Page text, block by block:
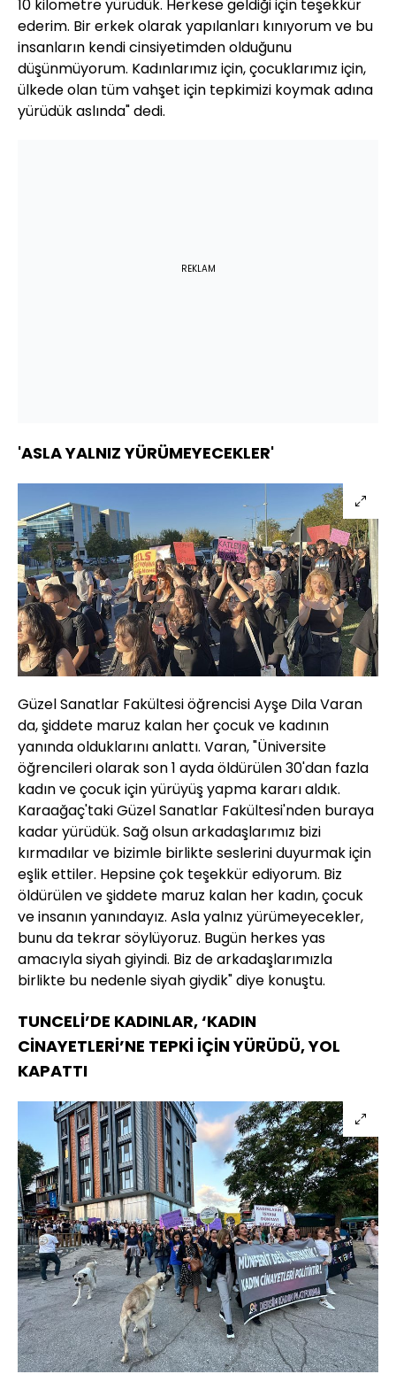
10 kilometre yürüdük. Herkese geldiği için teşekkür
ederim. Bir erkek olarak yapılanları kınıyorum ve bu
insanların kendi cinsiyetimden olduğunu
düşünmüyorum. Kadınlarımız için, çocuklarımız için,
ülkede olan tüm vahşet için tepkimizi koymak adına
yürüdük aslında" dedi.
REKLAM
'ASLA YALNIZ YÜRÜMEYECEKLER'
Güzel Sanatlar Fakültesi öğrencisi Ayşe Dila Varan
da, şiddete maruz kalan her çocuk ve kadının
yanında olduklarını anlattı. Varan, "Üniversite
öğrencileri olarak son 1 ayda öldürülen 30'dan fazla
kadın ve çocuk için yürüyüş yapma kararı aldık.
Karaağaç'taki Güzel Sanatlar Fakültesi'nden buraya
kadar yürüdük. Sağ olsun arkadaşlarımız bizi
kırmadılar ve bizimle birlikte seslerini duyurmak için
eşlik ettiler. Hepsine çok teşekkür ediyorum. Biz
öldürülen ve şiddete maruz kalan her kadın, çocuk
ve insanın yanındayız. Asla yalnız yürümeyecekler,
bunu da tekrar söylüyoruz. Bugün herkes yas
amacıyla siyah giyindi. Biz de arkadaşlarımızla
birlikte bu nedenle siyah giydik" diye konuştu.
TUNCELİ’DE KADINLAR, ‘KADIN
CİNAYETLERİ’NE TEPKİ İÇİN YÜRÜDÜ, YOL
KAPATTI